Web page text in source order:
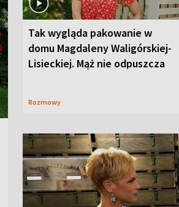
Tak wygląda pakowanie w
domu Magdaleny Waligórskiej-
Lisieckiej. Mąż nie odpuszcza
Rozmowy